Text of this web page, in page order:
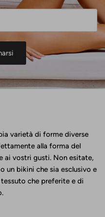
varietà di forme diverse
alla forma del
ai vostri gusti. Non esitate,
un bikini che sia esclusivo e
che preferite e di